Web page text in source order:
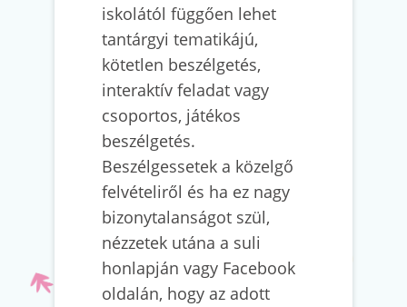
iskolától függően lehet
tantárgyi tematikájú,
kötetlen beszélgetés,
interaktív feladat vagy
csoportos, játékos
beszélgetés.
Beszélgessetek a közelgő
felvételiről és ha ez nagy
bizonytalanságot szül,
nézzetek utána a suli
honlapján vagy Facebook
oldalán, hogy az adott